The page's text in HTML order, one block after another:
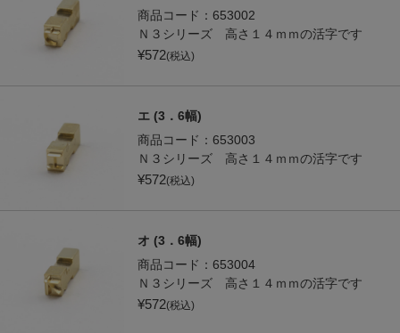
商品コード： 653002
Ｎ３シリーズ 高さ１４ｍｍの活字です
¥572(税込)
エ (3．6幅)
商品コード： 653003
Ｎ３シリーズ 高さ１４ｍｍの活字です
¥572(税込)
オ (3．6幅)
商品コード： 653004
Ｎ３シリーズ 高さ１４ｍｍの活字です
¥572(税込)